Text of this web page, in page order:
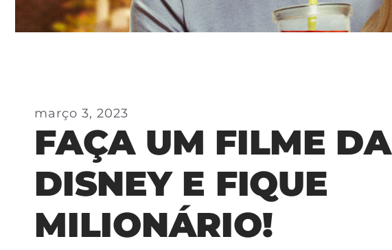
março 3, 2023
FAÇA UM FILME DA
DISNEY E FIQUE
MILIONÁRIO!